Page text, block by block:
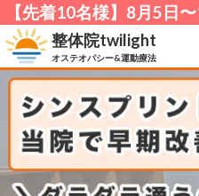
【先着10名様】8月5日
整体院twilight
オステオパシー&運動療法